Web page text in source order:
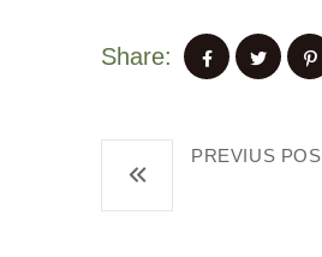
Share:
PREVIUS